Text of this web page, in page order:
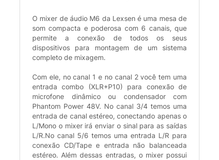
O mixer de áudio M6 da Lexsen é uma mesa de
som compacta e poderosa com 6 canais, que
permite a conexão de todos os seus
dispositivos para montagem de um sistema
completo de mixagem.
Com ele, no canal 1 e no canal 2 você tem uma
entrada combo (XLR+P10) para conexão de
microfone dinâmico ou condensador com
Phantom Power 48V. No canal 3/4 temos uma
entrada de canal estéreo, conectando apenas o
L/Mono o mixer irá enviar o sinal para as saídas
L/R.No canal 5/6 temos uma entrada L/R para
conexão CD/Tape e entrada não balanceada
estéreo. Além dessas entradas, o mixer possui